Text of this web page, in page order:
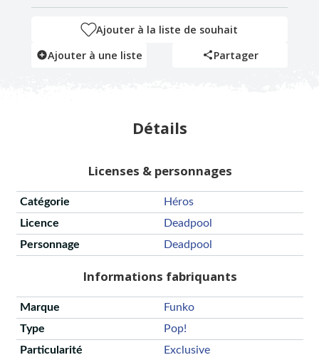
Ajouter à la liste de souhait
Ajouter à une liste
Partager
Détails
Licenses & personnages
Catégorie
Héros
Licence
Deadpool
Personnage
Deadpool
Informations fabriquants
Marque
Funko
Type
Pop!
Particularité
Exclusive